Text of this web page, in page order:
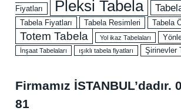
Fiyatları Pleksi Tabela
Tabela Fiyatları Tabela Resimleri Tabela
Totem Tabela Yol ikaz Tabelaları
İnşaat Tabelaları ışıklı tabela fiyatları Şirinevler
Firmamız İSTANBUL’dadır.
81